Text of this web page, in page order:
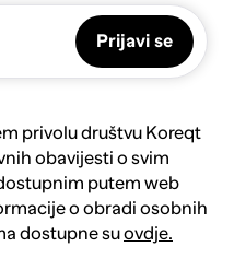
Prijavi se
privolu društvu Koreqt
obavijesti o svim
putem web
o obradi osobnih
dostupne suovdje.